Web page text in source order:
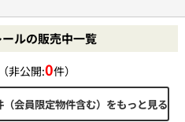
ルの販売中一覧
非公開:0件）
会員限定物件含む）をもっと見る